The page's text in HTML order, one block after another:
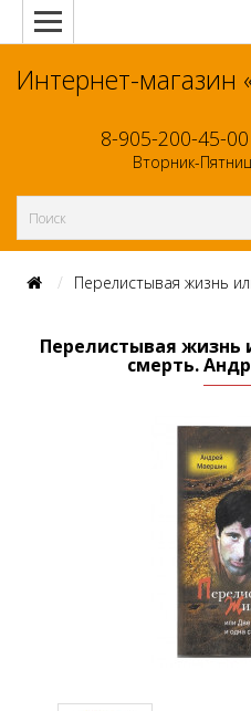
Интернет-магазин
8-905-200-45-00
Вторник-
Перелистывая жизнь
Перелистывая
смерть.